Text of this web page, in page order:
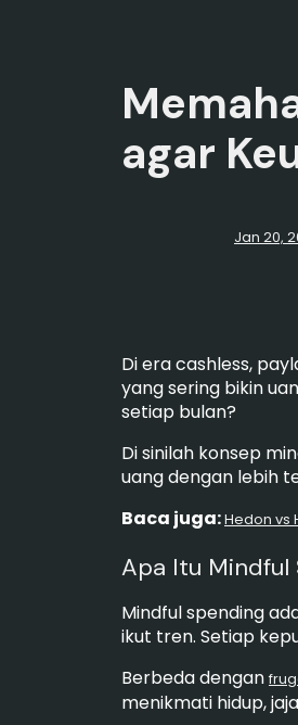
agar
Jan 20,
Di era cashless,
yang sering bikin
setiap bulan?
Di sinilah konsep
uang dengan lebih
Baca juga:Hedon vs
Apa Itu Mindful
Mindful spending
ikut tren. Setiap
Berbeda dengan
menikmati hidup,